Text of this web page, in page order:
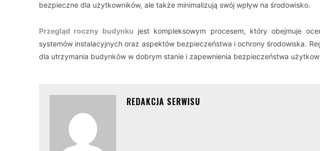
bezpieczne dla użytkowników, ale także minimalizują swój wpływ na środowisko.
Przegląd roczny budynku jest kompleksowym procesem, który obejmuje
systemów instalacyjnych oraz aspektów bezpieczeństwa i ochrony środowiska.
dla utrzymania budynków w dobrym stanie i zapewnienia bezpieczeństwa
REDAKCJA SERWISU